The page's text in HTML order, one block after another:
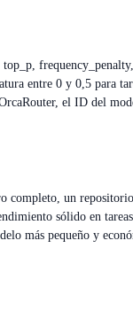
entre 0 y 0,5 para
el ID del
un
sólido en
más pequeño y